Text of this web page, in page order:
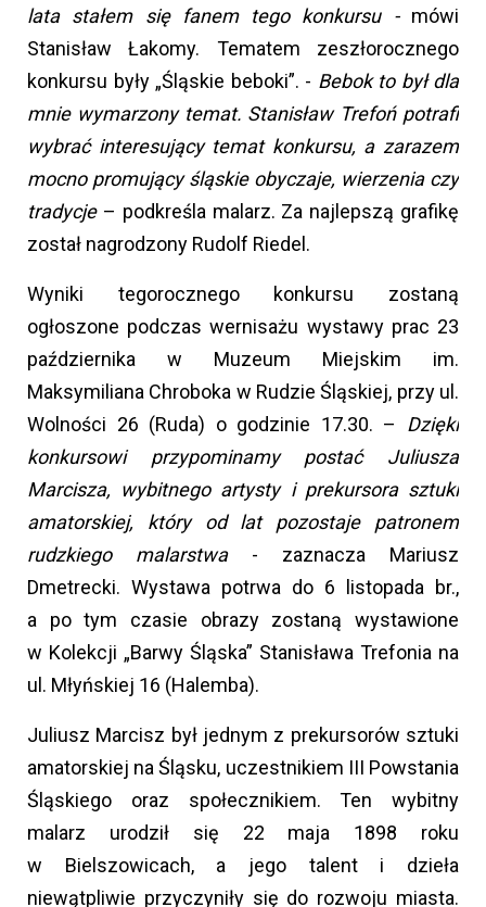
lata stałem się fanem tego konkursu -mówi
Stanisław Łakomy. Tematem zeszłorocznego
konkursu były „Śląskie beboki”. - Bebok to był dla
mnie wymarzony temat. Stanisław Trefoń potrafi
wybrać interesujący temat konkursu, a zarazem
mocno promujący śląskie obyczaje, wierzenia czy
tradycje– podkreśla malarz. Za najlepszą grafikę
został nagrodzony Rudolf Riedel.
Wyniki tegorocznego konkursu zostaną
ogłoszone podczas wernisażu wystawy prac 23
października w Muzeum Miejskim im.
Maksymiliana Chroboka w Rudzie Śląskiej, przy ul.
Wolności 26 (Ruda) o godzinie 17.30. – Dzięki
konkursowi przypominamy postać Juliusza
Marcisza, wybitnego artysty i prekursora sztuki
amatorskiej, który od lat pozostaje patronem
rudzkiego malarstwa - zaznacza Mariusz
Dmetrecki. Wystawa potrwa do 6 listopada br.,
a po tym czasie obrazy zostaną wystawione
w Kolekcji „Barwy Śląska” Stanisława Trefonia na
ul. Młyńskiej 16 (Halemba).
Juliusz Marcisz był jednym z prekursorów sztuki
amatorskiej na Śląsku, uczestnikiem III Powstania
Śląskiego oraz społecznikiem. Ten wybitny
malarz urodził się 22 maja 1898 roku
w Bielszowicach, a jego talent i dzieła
niewątpliwie przyczyniły się do rozwoju miasta.